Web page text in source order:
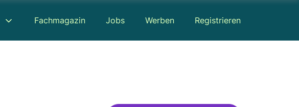
Fachmagazin Jobs Werben Registrieren